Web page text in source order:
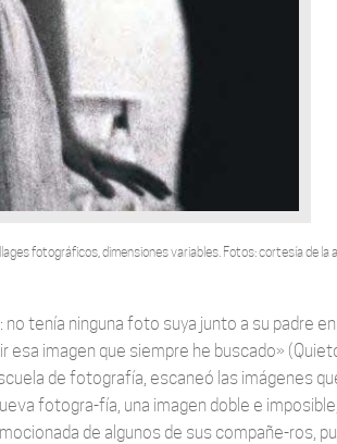
fotográficos, dimensiones variables. Fotos: cortesía de la
tenía ninguna foto suya junto a su padre
esa imagen que siempre he buscado»
de fotografía, escaneó las imágenes
fotogra-fía, una imagen doble e
de algunos de sus compañe-ros,